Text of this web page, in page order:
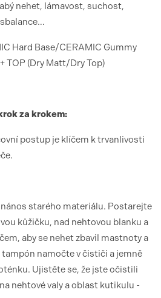
nehet, lámavost, suchost,
Hard Base/CERAMIC Gummy
TOP (Dry Matt/Dry Top)
za krokem:
postup je klíčem k trvanlivosti
starého materiálu. Postarejte
kůžičku, nad nehtovou blanku a
aby se nehet zbavil mastnoty a
namočte v čističi a jemně
Ujistěte se, že jste očistili
nehtové valy a oblast kutikulu -